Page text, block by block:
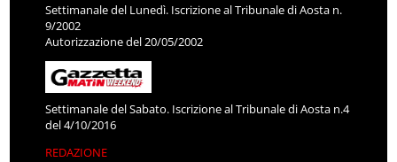
Settimanale del Lunedì. Iscrizione al Tribunale di Aosta n.
9/2002
Autorizzazione del 20/05/2002
Settimanale del Sabato. Iscrizione al Tribunale di Aosta n.4
del 4/10/2016
REDAZIONE